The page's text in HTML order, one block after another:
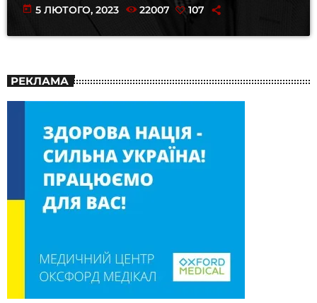
today 5 ЛЮТОГО, 2023 22007 107
РЕКЛАМА